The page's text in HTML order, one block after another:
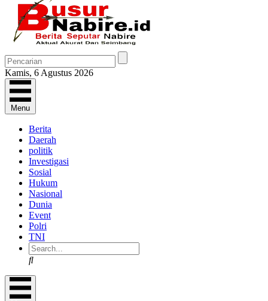
Kamis, 6 Agustus 2026
Menu
Berita
Daerah
politik
Investigasi
Sosial
Hukum
Nasional
Dunia
Event
Polri
TNI
Search